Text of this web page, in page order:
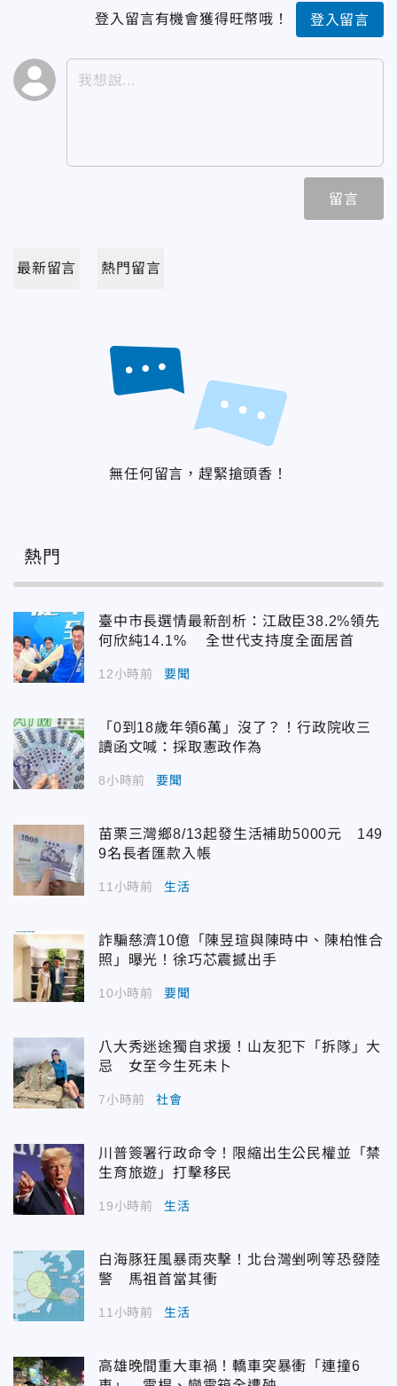
登入留言有機會獲得旺幣哦！ 登入留言
留言
最新留言 熱門留言
無任何留言，趕緊搶頭香！
熱門
臺中市長選情最新剖析：江啟臣38.2%領先
何欣純14.1% 全世代支持度全面居首
12小時前 要聞
「0到18歲年領6萬」沒了？！行政院收三
讀函文喊：採取憲政作為
8小時前 要聞
苗栗三灣鄉8/13起發生活補助5000元 149
9名長者匯款入帳
11小時前 生活
詐騙慈濟10億「陳昱瑄與陳時中、陳柏惟合
照」曝光！徐巧芯震撼出手
10小時前 要聞
八大秀迷途獨自求援！山友犯下「拆隊」大
忌 女至今生死未卜
7小時前 社會
川普簽署行政命令！限縮出生公民權並「禁
生育旅遊」打擊移民
19小時前 生活
白海豚狂風暴雨夾擊！北台灣剉咧等恐發陸
警 馬祖首當其衝
11小時前 生活
高雄晚間重大車禍！轎車突暴衝「連撞6